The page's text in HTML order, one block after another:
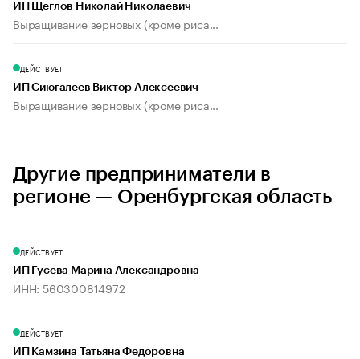
ИП Щеглов Николай Николаевич
Выращивание зерновых (кроме риса...
ДЕЙСТВУЕТ
ИП Сиюгалеев Виктор Алексеевич
Выращивание зерновых (кроме риса...
Другие предприниматели в
регионе — Оренбургская область
ДЕЙСТВУЕТ
ИП Гусева Марина Александровна
ИНН: 560300814972
ДЕЙСТВУЕТ
ИП Камзина Татьяна Федоровна